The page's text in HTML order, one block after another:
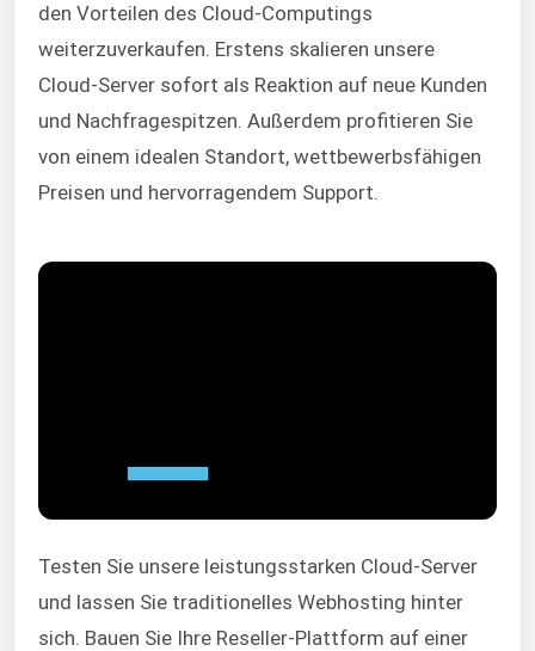
den Vorteilen des Cloud-Computings
weiterzuverkaufen. Erstens skalieren unsere
Cloud-Server sofort als Reaktion auf neue Kunden
und Nachfragespitzen. Außerdem profitieren Sie
von einem idealen Standort, wettbewerbsfähigen
Preisen und hervorragendem Support.
Testen Sie unsere leistungsstarken Cloud-Server
und lassen Sie traditionelles Webhosting hinter
sich. Bauen Sie Ihre Reseller-Plattform auf einer